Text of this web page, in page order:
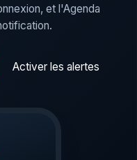
et l'Agenda
Activer les alertes